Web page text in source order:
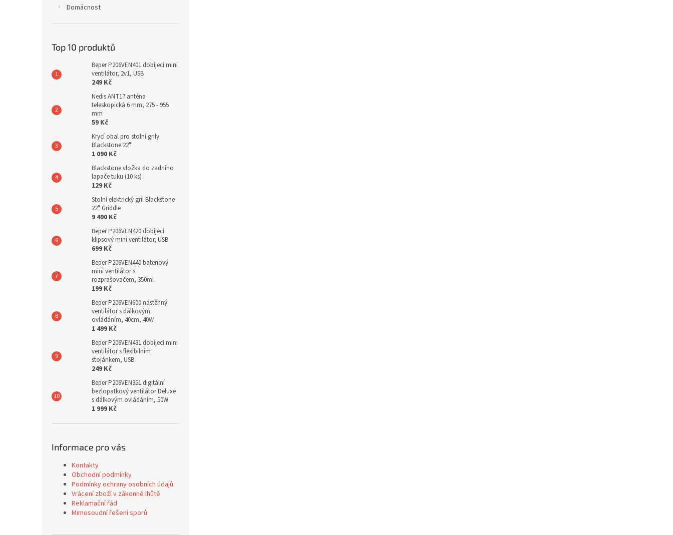
Domácnost
Top 10 produktů
Beper P206VEN401 dobíjecí mini
ventilátor, 2v1, USB
249 Kč
Nedis ANT17 anténa
teleskopická 6 mm, 275 - 955
mm
59 Kč
Krycí obal pro stolní grily
Blackstone 22"
1 090 Kč
Blackstone vložka do zadního
lapače tuku (10 ks)
129 Kč
Stolní elektrický gril Blackstone
22" Griddle
9 490 Kč
Beper P206VEN420 dobíjecí
klipsový mini ventilátor, USB
699 Kč
Beper P206VEN440 bateriový
mini ventilátor s
rozprašovačem, 350ml
199 Kč
Beper P206VEN600 nástěnný
ventilátor s dálkovým
ovládáním, 40cm, 40W
1 499 Kč
Beper P206VEN431 dobíjecí mini
ventilátor s flexibilním
stojánkem, USB
249 Kč
Beper P206VEN351 digitální
bezlopatkový ventilátor Deluxe
s dálkovým ovládáním, 50W
1 999 Kč
Informace pro vás
Kontakty
Obchodní podmínky
Podmínky ochrany osobních údajů
Vrácení zboží v zákonné lhůtě
Reklamační řád
Mimosoudní řešení sporů